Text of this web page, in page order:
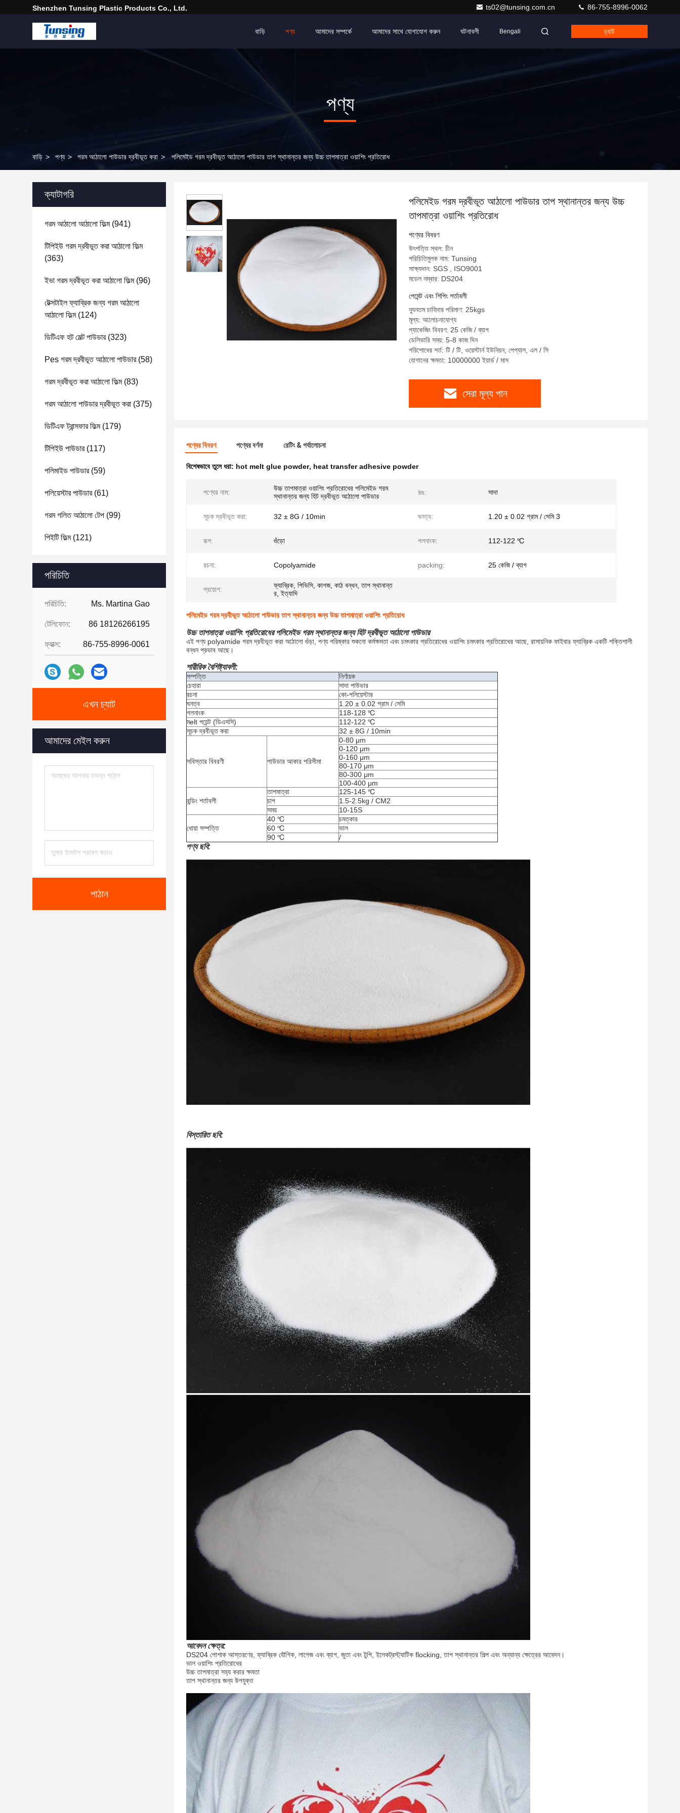
Shenzhen Tunsing Plastic Products Co., Ltd. ts02@tunsing.com.cn 86-755-8996-0062
বাড়ি পণ্য আমাদের সম্পর্কে আমাদের সাথে যোগাযোগ করুন ঘটনাবলী Bengali চ্যাট
পণ্য
বাড়ি > পণ্য > গরম আঠালো পাউডার দ্রবীভূত করা > পলিমেইড গরম দ্রবীভূত আঠালো পাউডার তাপ স্থানান্তর জন্য উচ্চ তাপমাত্রা ওয়াশিং প্রতিরোধ
ক্যাটাগরি
গরম আঠালো আঠালো ফিল্ম(941)
টিপিইউ গরম দ্রবীভূত করা আঠালো ফিল্ম
(363)
ইভা গরম দ্রবীভূত করা আঠালো ফিল্ম(96)
টেক্সটাইল ফ্যাব্রিক জন্য গরম আঠালো
আঠালো ফিল্ম(124)
ডিটিএফ হট মেল্ট পাউডার(323)
Pes গরম দ্রবীভূত আঠালো পাউডার(58)
গরম দ্রবীভূত করা আঠালো ফিল্ম(83)
গরম আঠালো পাউডার দ্রবীভূত করা (375)
ডিটিএফ ট্রান্সফার ফিল্ম(179)
টিপিইউ পাউডার(117)
পলিমাইড পাউডার(59)
পলিয়েস্টার পাউডার(61)
গরম গলিত আঠালো টেপ (99)
পিইটি ফিল্ম(121)
পরিচিতি
পরিচিতি: Ms. Martina Gao
টেলিফোন: 86 18126266195
ফ্যাক্স: 86-755-8996-0061
এখন চ্যাট
আমাদের মেইল ​​করুন
পাঠান
পলিমেইড গরম দ্রবীভূত আঠালো পাউডার তাপ স্থানান্তর জন্য উচ্চ
তাপমাত্রা ওয়াশিং প্রতিরোধ
পণ্যের বিবরণ
উৎপত্তি স্থল: চীন
পরিচিতিমুলক নাম: Tunsing
সাক্ষ্যদান: SGS , ISO9001
মডেল নম্বার: DS204
পেমেন্ট এবং শিপিং শর্তাবলী
ন্যূনতম চাহিদার পরিমাণ: 25kgs
মূল্য: আলোচনাযোগ্য
প্যাকেজিং বিবরণ: 25 কেজি / ব্যাগ
ডেলিভারি সময়: 5-8 কাজ দিন
পরিশোধের শর্ত: টি / টি, ওয়েস্টার্ন ইউনিয়ন, পেপ্যাল, এল / সি
যোগানের ক্ষমতা: 10000000 ইয়ার্ড / মাস
সেরা মূল্য পান
পণ্যের বিবরণ পণ্যের বর্ণনা রেটিং & পর্যালোচনা
বিশেষভাবে তুলে ধরা: hot melt glue powder, heat transfer adhesive powder
পণ্যের নাম:
উচ্চ তাপমাত্রা ওয়াশিং প্রতিরোধের পলিমেইড গরম
স্থানান্তর জন্য হিট দ্রবীভূত আঠালো পাউডার
রঙ: সাদা
সূচক দ্রবীভূত করা: 32 ± 8G / 10min ঘনত্ব: 1.20 ± 0.02 গ্রাম / সেমি 3
রূপ: গুঁড়ো গলনাংক: 112-122 ℃
রচনা: Copolyamide packing: 25 কেজি / ব্যাগ
প্রয়োগ:
ফ্যাব্রিক, পিভিসি, কাগজ, কাঠ বন্ধন, তাপ স্থানান্ত
র, ইত্যাদি
পলিমেইড গরম দ্রবীভূত আঠালো পাউডার তাপ স্থানান্তর জন্য উচ্চ তাপমাত্রা ওয়াশিং প্রতিরোধ
উচ্চ তাপমাত্রা ওয়াশিং প্রতিরোধের পলিমেইড গরম স্থানান্তর জন্য হিট দ্রবীভূত আঠালো পাউডার
এই পণ্য polyamide গরম দ্রবীভূত করা আঠালো গুঁড়া, পণ্য পরিষ্কার শুকনো কর্মক্ষমতা এবং চমৎকার প্রতিরোধের ওয়াশিং চমৎকার প্রতিরোধের আছে, রাসায়নিক ফাইবার ফ্যাব্রিক একটি শক্তিশালী
বন্ধন প্রভাব আছে।
শারীরিক বৈশিষ্ট্যাবলী:
সম্পত্তি
নির্ণায়ক
চেহারা
সাদা পাউডার
রচনা
কো-পলিয়েস্টার
ঘনত্ব
1.20 ± 0.02 গ্রাম / সেমি
গলনাংক
118-128 ℃
মelt পয়েন্ট (ডিএসসি)
112-122 ℃
সূচক দ্রবীভূত করা
32 ± 8G / 10min
সবিস্তার বিবরণী পাউডার আকার পরিসীমা
0-80 μm
0-120 μm
0-160 μm
80-170 μm
80-300 μm
100-400 μm
বন্ডিং শর্তাবলী
তাপমাত্রা
125-145 ℃
চাপ
1.5-2.5kg / CM2
সময়
10-15S
ধোয়া সম্পত্তি
40 ℃
চমত্কার
60 ℃
ভাল
90 ℃
/
পণ্য ছবি:
বিস্তারিত ছবি:
আবেদন ক্ষেত্র:
DS204 পোশাক আস্তরণের, ফ্যাব্রিক যৌগিক, লাগেজ এবং ব্যাগ, জুতা এবং টুপি, ইলেকট্রস্ট্যাটিক flocking, তাপ স্থানান্তর শিল্প এবং অন্যান্য ক্ষেত্রের আবেদন।
ভাল ওয়াশিং প্রতিরোধের
উচ্চ তাপমাত্রা সহ্য করার ক্ষমতা
তাপ স্থানান্তর জন্য উপযুক্ত